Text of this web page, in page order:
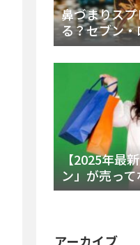
鼻づまりス
る？セブン
販売時間と
【2025年最
ン」が売っ
真相とレア
アーカイブ